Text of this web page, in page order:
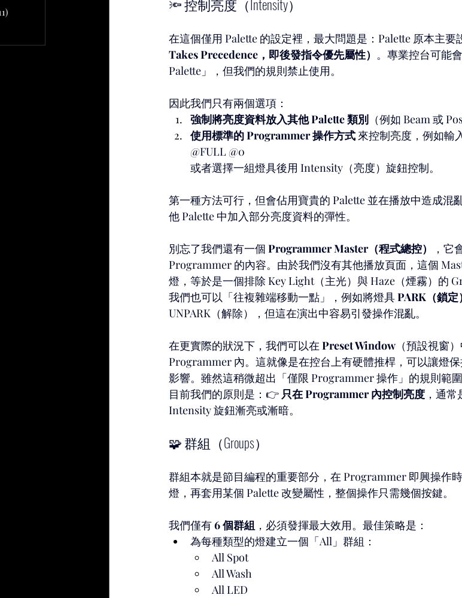
🔦 控制亮度（Intensity）
在這個僅用 Palette 的設定裡，最大問題是：Palette 原本主要
Takes Precedence，即後發指令優先屬性） 。專業控台可能
Palette」，但我們的規則禁止使用。
因此我們只有兩個選項：
強制將亮度資料放入其他 Palette 類別 （例如 Beam 或
使用標準的 Programmer 操作方式 來控制亮度，例如輸
@FULL @0
或者選擇一組燈具後用 Intensity（亮度）旋鈕控制。
第一種方法可行，但會佔用寶貴的 Palette 並在播放中造成混
他 Palette 中加入部分亮度資料的彈性。
別忘了我們還有一個 Programmer Master（程式總控）
，它
Programmer 的內容。由於我們沒有其他播放頁面，這個
燈，等於是一個排除 Key Light（主光）與 Haze（煙霧）的
我們也可以「往複雜端移動一點」，例如將燈具 PARK（鎖定）
UNPARK（解除），但這在演出中容易引發操作混亂。
在更實際的狀況下，我們可以在 Preset Window （預設視窗
Programmer 內。這就像是在控台上有硬體推桿，可以讓燈
影響。雖然這稍微超出「僅限 Programmer 操作」的規則範圍
目前我們的原則是：👉 只在 Programmer 內控制亮度 ，通
Intensity 旋鈕漸亮或漸暗。
🧩 群組（Groups）
群組本就是節目編程的重要部分，在 Programmer 即興操作
燈，再套用某個 Palette 改變屬性，整個操作只需幾個按鍵。
我們僅有 6 個群組 ，必須發揮最大效用。最佳策略是：
為每種類型的燈建立一個「All」群組：
All Spot
All Wash
All LED